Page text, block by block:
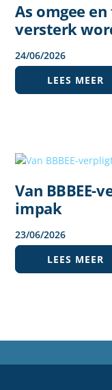
As omgee
versterk
24/06/2026
LEES MEER
Van
impak
23/06/2026
LEES MEER